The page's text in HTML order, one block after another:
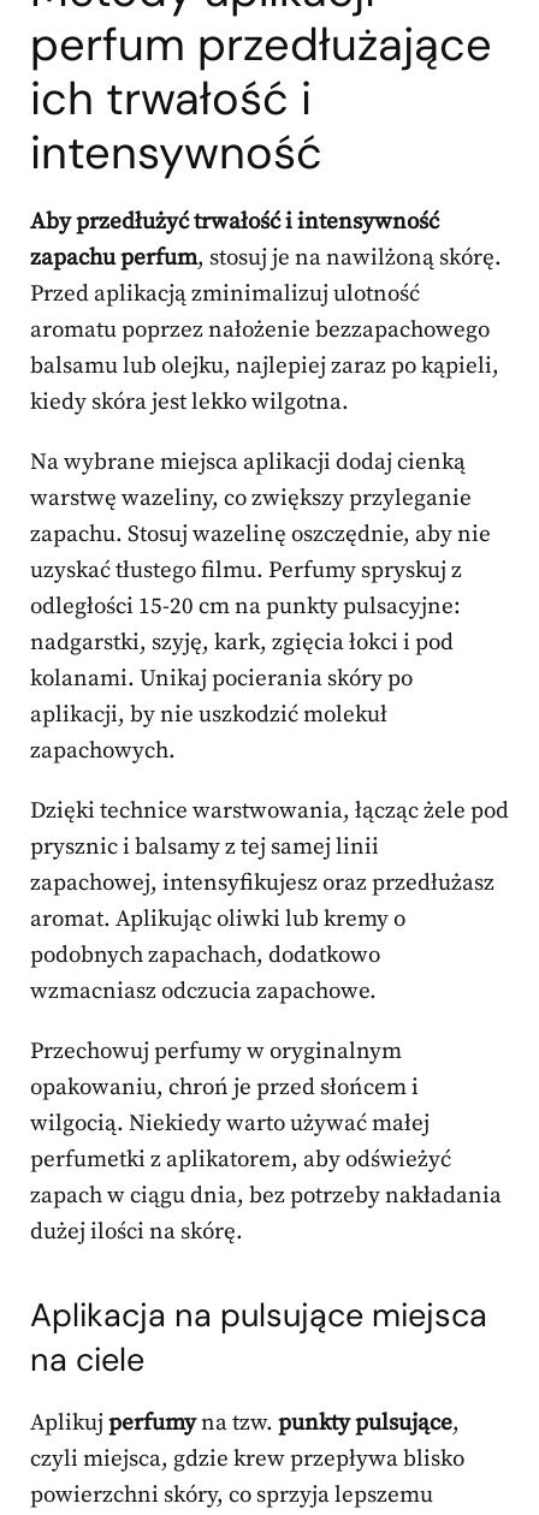
perfum przedłużające
ich trwałość i
intensywność
Aby przedłużyć trwałość i intensywność
zapachu perfum, stosuj je na nawilżoną skórę.
Przed aplikacją zminimalizuj ulotność
aromatu poprzez nałożenie bezzapachowego
balsamu lub olejku, najlepiej zaraz po kąpieli,
kiedy skóra jest lekko wilgotna.
Na wybrane miejsca aplikacji dodaj cienką
warstwę wazeliny, co zwiększy przyleganie
zapachu. Stosuj wazelinę oszczędnie, aby nie
uzyskać tłustego filmu. Perfumy spryskuj z
odległości 15-20 cm na punkty pulsacyjne:
nadgarstki, szyję, kark, zgięcia łokci i pod
kolanami. Unikaj pocierania skóry po
aplikacji, by nie uszkodzić molekuł
zapachowych.
Dzięki technice warstwowania, łącząc żele pod
prysznic i balsamy z tej samej linii
zapachowej, intensyfikujesz oraz przedłużasz
aromat. Aplikując oliwki lub kremy o
podobnych zapachach, dodatkowo
wzmacniasz odczucia zapachowe.
Przechowuj perfumy w oryginalnym
opakowaniu, chroń je przed słońcem i
wilgocią. Niekiedy warto używać małej
perfumetki z aplikatorem, aby odświeżyć
zapach w ciągu dnia, bez potrzeby nakładania
dużej ilości na skórę.
Aplikacja na pulsujące miejsca
na ciele
Aplikujperfumyna tzw. punkty pulsujące,
czyli miejsca, gdzie krew przepływa blisko
powierzchni skóry, co sprzyja lepszemu